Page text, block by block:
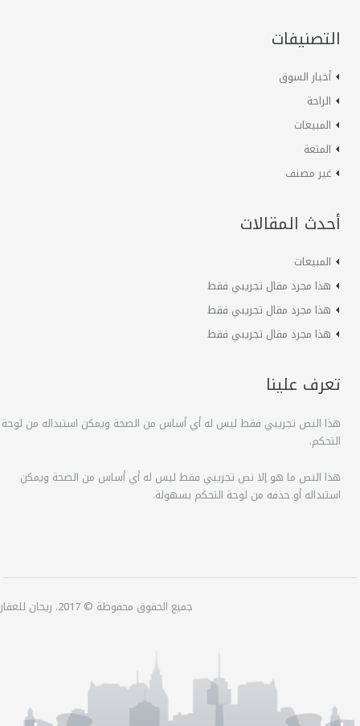
التصنيفات
أخبار السوق
الراحة
المبيعات
المتعة
غير مصنف
أحدث المقالات
المبيعات
هذا مجرد مقال تجريبي فقط
هذا مجرد مقال تجريبي فقط
هذا مجرد مقال تجريبي فقط
تعرف علينا
هذا النص تجريبي فقط ليس له أي أساس من الصحة ويمكن استبداله من لوحة
التحكم.
هذا النص ما هو إلا نص تجريبي فقط ليس له أي أساس من الصحة ويمكن
استبداله أو حذفه من لوحة التحكم بسهولة.
جميع الحقوق محفوظة © 2017. ريحان للعقارات.